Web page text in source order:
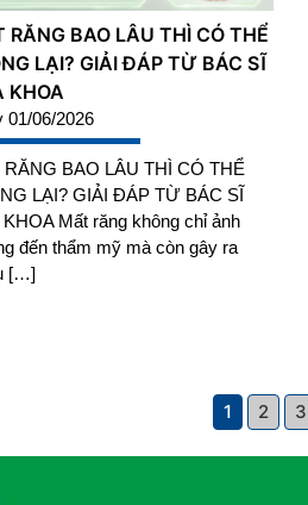
RĂNG BAO LÂU THÌ CÓ THỂ
LẠI? GIẢI ĐÁP TỪ BÁC SĨ
KHOA
01/06/2026
RĂNG BAO LÂU THÌ CÓ THỂ
LẠI? GIẢI ĐÁP TỪ BÁC SĨ
KHOA Mất răng không chỉ ảnh
đến thẩm mỹ mà còn gây ra
[…]
1 2 3